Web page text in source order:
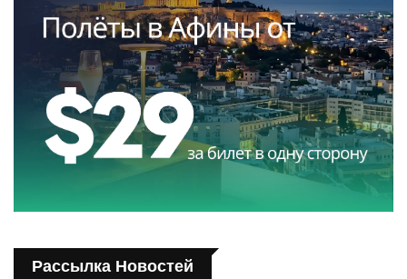
Рассылка Новостей